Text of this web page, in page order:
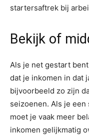
startersaftrek bij
Bekijk of
Als je net gestart
dat je inkomen in dat
bijvoorbeeld zo zijn
seizoenen. Als je
moet je vaak meer
inkomen gelijkmatig